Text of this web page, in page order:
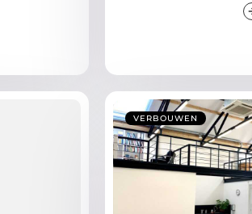
VERBOUWEN